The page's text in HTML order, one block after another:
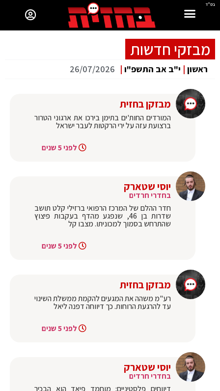
בס"ד
מבזקי חדשות
ראשון | י"ב אב התשפ"ו |
26/07/2026
מבזקן בחזית
המורדים החות'ים בתימן בירכו את ארגוני הטרור
ברצועת עזה על ירי הרקטות לעבר ישראל
לפני 5 שנים
יוסי שטארק
בחדרי חרדים
חדר ההלם של המרכז הרפואי ברזילי קלט תושב
שדרות בן 46, שנפגע מהדף בעקבות פיצוץ
שהתרחש בסמוך למכוניתו. מצבו קל
לפני 5 שנים
מבזקן בחזית
רע"מ משהה את המגעים להקמת ממשלת השינוי
עד להרגעת הרוחות. כך דיווחה דפנה ליאל
לפני 5 שנים
יוסי שטארק
בחדרי חרדים
דיווחים פלסטיניים: מוחמד פיאד הוא הבכיר